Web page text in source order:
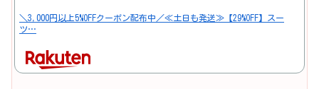
＼3,000円以上5%OFFクーポン配布中／≪土日も発送≫【29%OFF】スー
ツ…